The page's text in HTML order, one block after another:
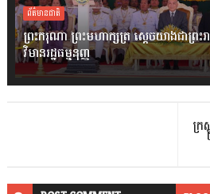
ព័ត៌មានជាតិ
ព្រះករុណា ព្រះមហាក្សត្រ ស្តេចយាងជាព្រះ
វិមានរដ្ឋធម្មនុញ្ញ
ក្រ